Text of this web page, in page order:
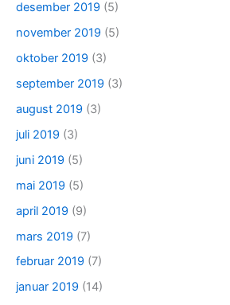
desember 2019 (5)
november 2019 (5)
oktober 2019 (3)
september 2019 (3)
august 2019 (3)
juli 2019 (3)
juni 2019 (5)
mai 2019 (5)
april 2019 (9)
mars 2019 (7)
februar 2019 (7)
januar 2019 (14)